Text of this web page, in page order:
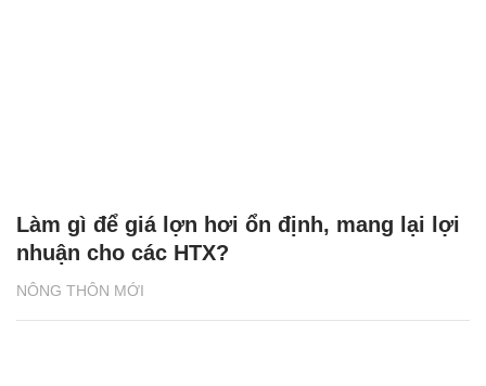
NÔNG THÔN MỚI
Làm gì để giá lợn hơi ổn định, mang lại lợi
nhuận cho các HTX?